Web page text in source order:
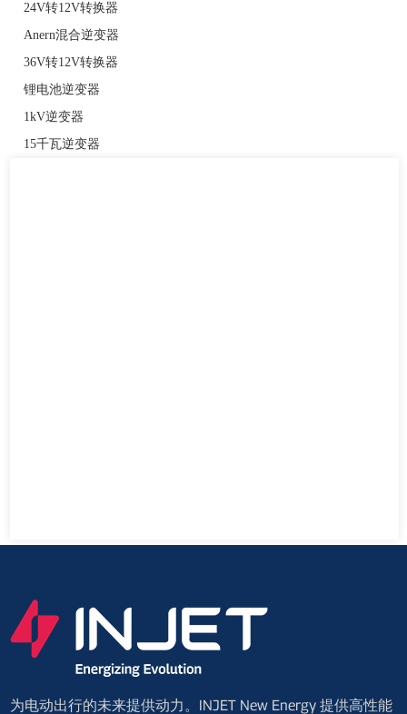
24V转12V转换器
Anern混合逆变器
36V转12V转换器
锂电池逆变器
1kV逆变器
15千瓦逆变器
为电动出行的未来提供动力。INJET New Energy 提供高性能